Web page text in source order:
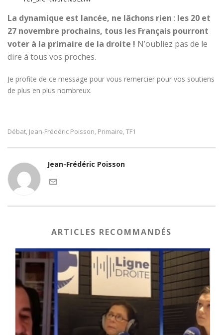
La dynamique est lancée, ne lâchons rien : les 20 et
27 novembre prochains, tous les Français pourront
voter à la primaire de la droite ! N’oubliez pas de le
dire à tous vos proches.
Je profite de ce message pour vous remercier pour vos soutiens
de plus en plus nombreux.
Débat, Jean-Frédéric Poisson, Primaire, TF1
Jean-Frédéric Poisson
ARTICLES RECOMMANDÉS